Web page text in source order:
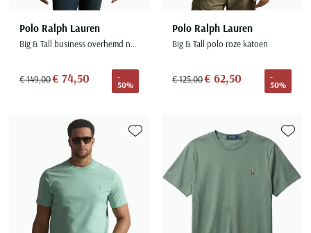
Polo Ralph Lauren
Big & Tall business overhemd navy gestreept
€ 149,00€ 74,50
-
50%
Polo Ralph Lauren
Big & Tall polo roze katoen
€ 125,00€ 62,50
-
50%
Toevoegen aan favorieten